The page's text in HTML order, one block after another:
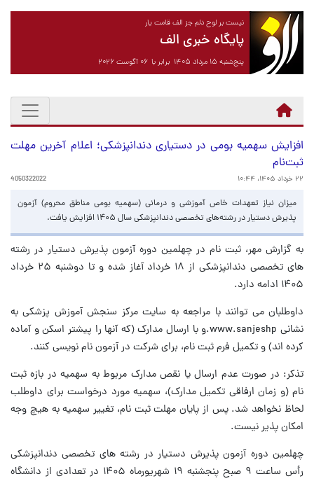
نیست بر لوح دلم جز الف قامت یار
پایگاه خبری الف
پنج‌شنبه ۱۵ مرداد ۱۴۰۵ برابر با ۰۶ آگوست ۲۰۲۶
افزایش سهمیه بومی در دستیاری دندانپزشکی؛ اعلام آخرین مهلت
ثبت‌نام
۲۲ خرداد ۱۴۰۵، ۱۰:۴۴ 4050322022
میزان نیاز تعهدات خاص آموزشی و درمانی (سهمیه بومی مناطق محروم) آزمون
پذیرش دستیار در رشته‌های تخصصی دندانپزشکی سال ۱۴۰۵ افزایش یافت.
به گزارش مهر، ثبت نام در چهلمین دوره آزمون پذیرش دستیار در رشته
های تخصصی دندانپزشکی از ۱۸ خرداد آغاز شده و تا دوشنبه ۲۵ خرداد
۱۴۰۵ ادامه دارد.
داوطلبان می توانند با مراجعه به سایت مرکز سنجش آموزش پزشکی به
نشانی www.sanjeshp.و با ارسال مدارک (که آنها را پیشتر اسکن و آماده
کرده اند) و تکمیل فرم ثبت نام، برای شرکت در آزمون نام نویسی کنند.
تذکر: در صورت عدم ارسال یا نقص مدارک مربوط به سهمیه در بازه ثبت
نام (و زمان ارفاقی تکمیل مدارک)، سهمیه مورد درخواست برای داوطلب
لحاظ نخواهد شد. پس از پایان مهلت ثبت نام، تغییر سهمیه به هیچ وجه
امکان پذیر نیست.
چهلمین دوره آزمون پذیرش دستیار در رشته های تخصصی دندانپزشکی
رأس ساعت ۹ صبح پنجشنبه ۱۹ شهریورماه ۱۴۰۵ در تعدادی از دانشگاه